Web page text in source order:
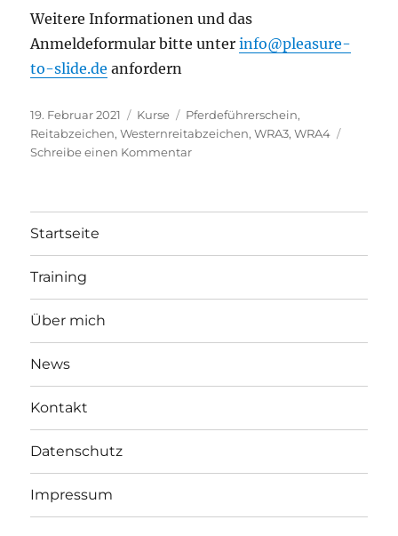
Weitere Informationen und das
Anmeldeformular bitte unterinfo@pleasure-
to-slide.de anfordern
Veröffentlicht
am
19. Februar 2021 Kategorien
Kurse Schlagwörter
Pferdeführerschein,
Reitabzeichen,Westernreitabzeichen,WRA3,WRA4
Schreibe einen Kommentarzu
+
2021
Startseite
Training
Über mich
News
Kontakt
Datenschutz
Impressum